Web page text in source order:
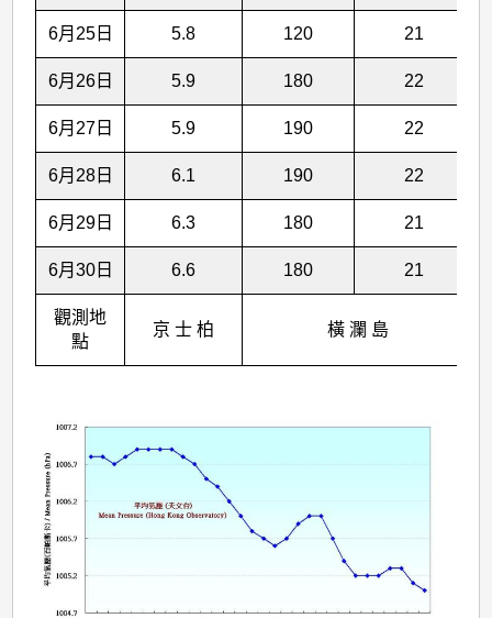
6月25日 5.8 120 21
6月26日 5.9 180 22
6月27日 5.9 190 22
6月28日 6.1 190 22
6月29日 6.3 180 21
6月30日 6.6 180 21
觀測地
點
京 士 柏 橫 瀾 島